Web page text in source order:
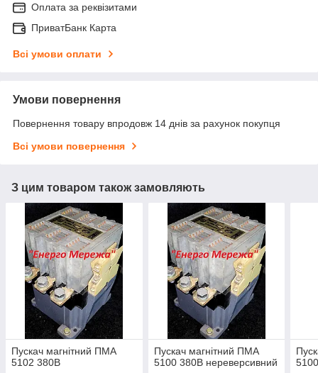
Оплата за реквізитами
ПриватБанк Карта
Всі умови оплати
Умови повернення
Повернення товару впродовж 14 днів за рахунок покупця
Всі умови повернення
З цим товаром також замовляють
Пускач магнітний ПМА
5102 380В
Пускач магнітний ПМА
5100 380В нереверсивний